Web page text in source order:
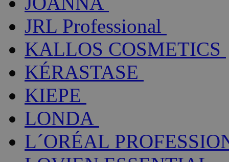
JRL Professional
KALLOS COSMETICS
KÉRASTASE
KIEPE
LONDA
L´ORÉAL